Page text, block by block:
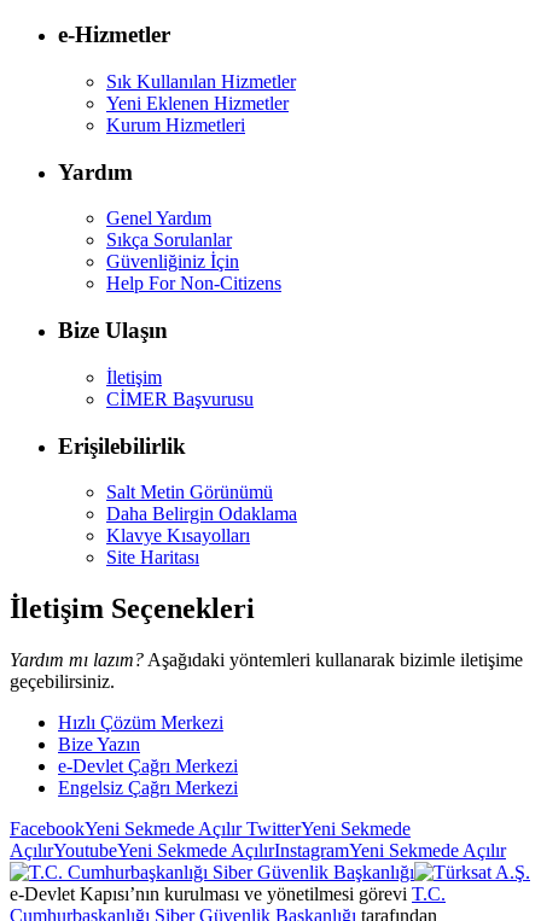
e-Hizmetler
Sık Kullanılan Hizmetler
Yeni Eklenen Hizmetler
Kurum Hizmetleri
Yardım
Genel Yardım
Sıkça Sorulanlar
Güvenliğiniz İçin
Help For Non-Citizens
Bize Ulaşın
İletişim
CİMER Başvurusu
Erişilebilirlik
Salt Metin Görünümü
Daha Belirgin Odaklama
Klavye Kısayolları
Site Haritası
İletişim Seçenekleri
Yardım mı lazım? Aşağıdaki yöntemleri kullanarak bizimle iletişime
geçebilirsiniz.
Hızlı Çözüm Merkezi
Bize Yazın
e-Devlet Çağrı Merkezi
Engelsiz Çağrı Merkezi
FacebookYeni Sekmede AçılırTwitterYeni Sekmede
AçılırYoutubeYeni Sekmede AçılırInstagramYeni Sekmede Açılır
e-Devlet Kapısı’nın kurulması ve yönetilmesi görevi T.C.
Cumhurbaşkanlığı Siber Güvenlik Başkanlığı tarafından